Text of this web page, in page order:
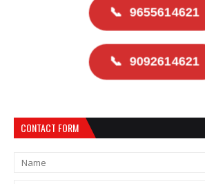
📞 9655614621
📞 9092614621
CONTACT FORM